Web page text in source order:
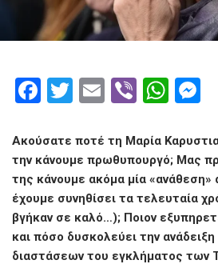
F
ce
b
o
o
k
T
tt
er
E
ail
Vi
er
W
at
s
A
p
p
n
g
Ακούσατε ποτέ τη Μαρία
την κάνουμε πρωθυπουργό; Μας
της κάνουμε ακόμα μία
έχουμε συνηθίσει τα τελευταία
βγήκαν σε καλό…); Ποιον
και πόσο δυσκολεύει την
διαστάσεων του εγκλήματος των